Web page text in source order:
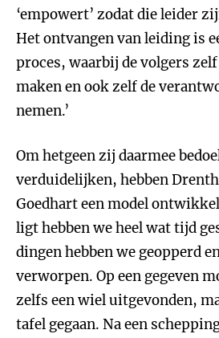
‘empowert’ zodat die leider
Het ontvangen van leiding is
proces, waarbij de volgers
maken en ook zelf de
nemen.’
Om hetgeen zij daarmee
verduidelijken, hebben
Goedhart een model
ligt hebben we heel wat tijd
dingen hebben we geopperd
verworpen. Op een gegeven
zelfs een wiel uitgevonden,
tafel gegaan. Na een